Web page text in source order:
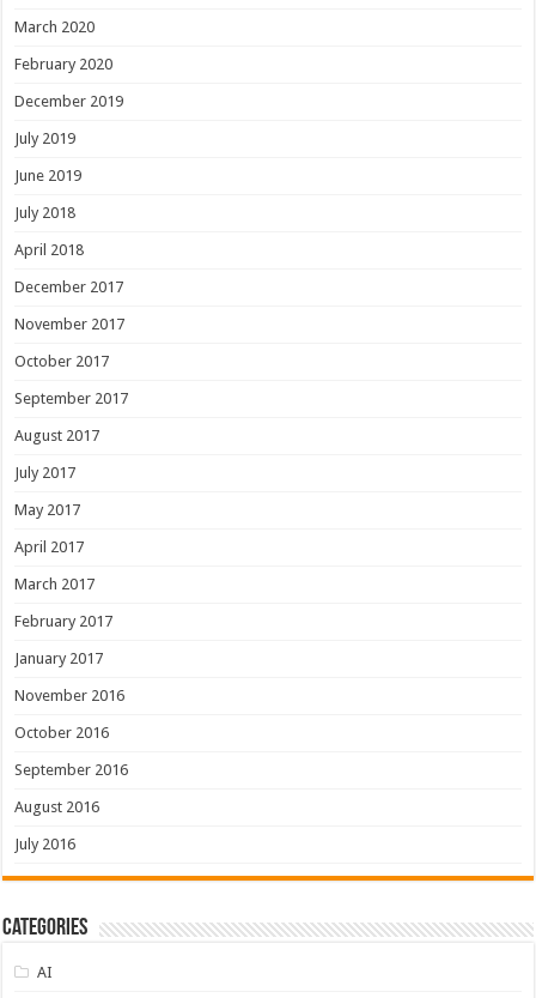
March 2020
February 2020
December 2019
July 2019
June 2019
July 2018
April 2018
December 2017
November 2017
October 2017
September 2017
August 2017
July 2017
May 2017
April 2017
March 2017
February 2017
January 2017
November 2016
October 2016
September 2016
August 2016
July 2016
Categories
AI